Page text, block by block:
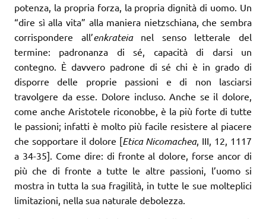
potenza, la propria forza, la propria dignità di uomo. Un
“dire sì alla vita” alla maniera nietzschiana, che sembra
corrispondere all’enkrateia nel senso letterale del
termine: padronanza di sé, capacità di darsi un
contegno. È davvero padrone di sé chi è in grado di
disporre delle proprie passioni e di non lasciarsi
travolgere da esse. Dolore incluso. Anche se il dolore,
come anche Aristotele riconobbe, è la più forte di tutte
le passioni; infatti è molto più facile resistere al piacere
che sopportare il dolore [Etica Nicomachea, III, 12, 1117
a 34-35]. Come dire: di fronte al dolore, forse ancor di
più che di fronte a tutte le altre passioni, l’uomo si
mostra in tutta la sua fragilità, in tutte le sue molteplici
limitazioni, nella sua naturale debolezza.